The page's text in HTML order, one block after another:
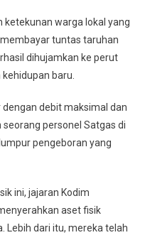
ketekunan warga lokal yang
tuntas taruhan
dihujamkan ke perut
baru.
debit maksimal dan
seorang personel Satgas di
pengeboran yang
ini, jajaran Kodim
aset fisik
Lebih dari itu, mereka telah